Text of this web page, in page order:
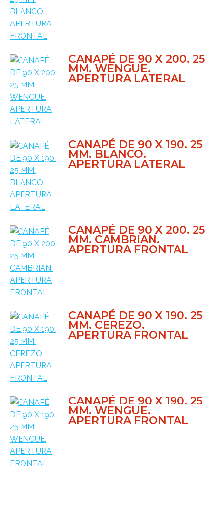
CANAPÉ DE 90 X 200. 25
MM. WENGUE.
APERTURA LATERAL
CANAPÉ DE 90 X 190. 25
MM. BLANCO.
APERTURA LATERAL
CANAPÉ DE 90 X 200. 25
MM. CAMBRIAN.
APERTURA FRONTAL
CANAPÉ DE 90 X 190. 25
MM. CEREZO.
APERTURA FRONTAL
CANAPÉ DE 90 X 190. 25
MM. WENGUE.
APERTURA FRONTAL